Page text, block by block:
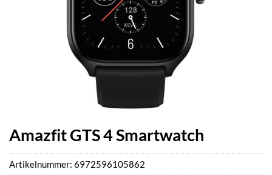
Amazfit GTS 4 Smartwatch
Artikelnummer: 6972596105862